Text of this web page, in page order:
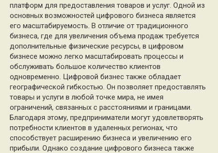
платформ для предоставления товаров и услуг. Одной из
основных возможностей цифрового бизнеса является
его масштабируемость. В отличие от традиционного
бизнеса, где для увеличения объема продаж требуется
дополнительные физические ресурсы, в цифровом
бизнесе можно легко масштабировать процессы и
обслуживать большое количество клиентов
одновременно. Цифровой бизнес также обладает
географической гибкостью. Он позволяет предоставлять
товары и услуги в любой точке мира, не имея
ограничений, связанных с расстояниями и границами.
Благодаря этому, предприниматели могут удовлетворять
потребности клиентов в удаленных регионах, что
способствует расширению бизнеса и увеличению его
прибыли. Однако создание цифрового бизнеса также